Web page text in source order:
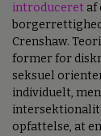
introduceret af
Crenshaw.
former for
seksuel
individuelt,
opfattelse, at